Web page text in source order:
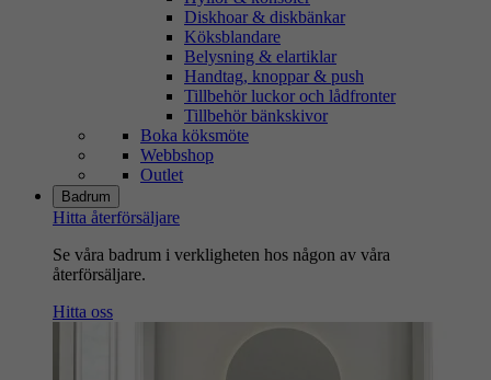
Diskhoar & diskbänkar
Köksblandare
Belysning & elartiklar
Handtag, knoppar & push
Tillbehör luckor och lådfronter
Tillbehör bänkskivor
Boka köksmöte
Webbshop
Outlet
Badrum
Hitta återförsäljare
Se våra badrum i verkligheten hos någon av våra
återförsäljare.
Hitta oss